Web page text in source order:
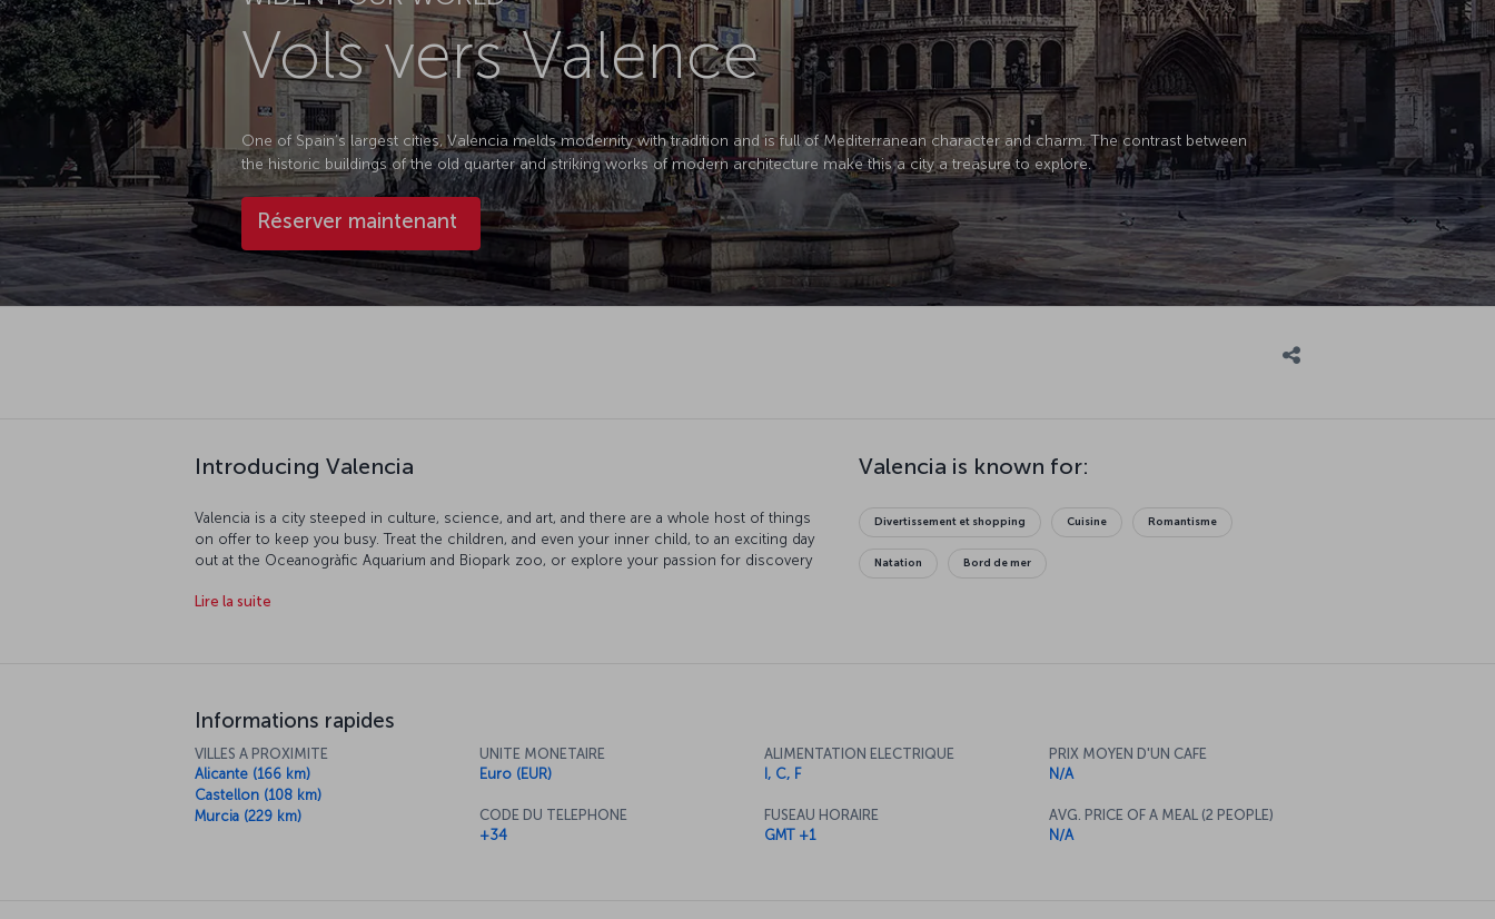
Vols vers Valence
One of Spain’s largest cities, Valencia melds modernity with tradition and is full of Mediterranean character and charm. The contrast between
the historic buildings of the old quarter and striking works of modern architecture make this a city a treasure to explore.
Réserver maintenant
Introducing Valencia
Valencia is a city steeped in culture, science, and art, and there are a whole host of things
on offer to keep you busy. Treat the children, and even your inner child, to an exciting day
out at the Oceanogràfic Aquarium and Biopark zoo, or explore your passion for discovery
Palace of Arts and Valencia Modern Art Institute broaden your musical and artistic horizons.
Lire la suite
Valencia is known for:
Divertissement et shopping Cuisine Romantisme
Natation Bord de mer
Informations rapides
VILLES A PROXIMITE
Alicante (166 km)
Castellon (108 km)
Murcia (229 km)
UNITE MONETAIRE
Euro (EUR)
CODE DU TELEPHONE
+34
ALIMENTATION ELECTRIQUE
I, C, F
FUSEAU HORAIRE
GMT +1
PRIX MOYEN D'UN CAFE
N/A
AVG. PRICE OF A MEAL (2 PEOPLE)
N/A